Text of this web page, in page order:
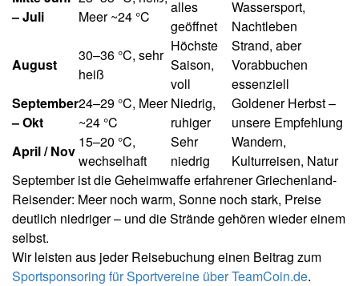
– Juli
Meer ~24 °C
alles
geöffnet
Wassersport,
Nachtleben
August
30–36 °C, sehr
heiß
Höchste
Saison,
voll
Strand, aber
Vorabbuchen
essenziell
September
– Okt
24–29 °C, Meer
~24 °C
Niedrig,
ruhiger
Goldener Herbst –
unsere Empfehlung
April / Nov
15–20 °C,
wechselhaft
Sehr
niedrig
Wandern,
Kulturreisen, Natur
September ist die Geheimwaffe erfahrener Griechenland-
Reisender: Meer noch warm, Sonne noch stark, Preise
deutlich niedriger – und die Strände gehören wieder einem
selbst.
Wir leisten aus jeder Reisebuchung einen Beitrag zum
Sportsponsoring für Sportvereine über TeamCoin.de.